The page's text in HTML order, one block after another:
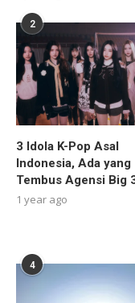
2
3 Idola K-Pop Asal
Indonesia, Ada yang
Tembus Agensi Big
1 year ago
4